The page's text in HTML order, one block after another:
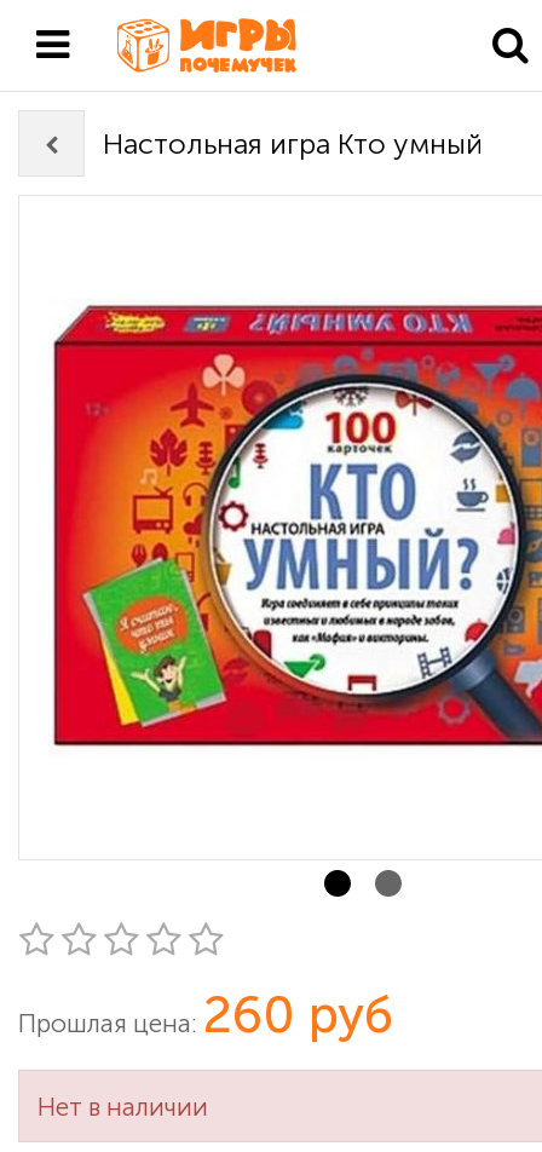
Настольная игра Кто умный
Прошлая цена: 260 руб
Нет в наличии